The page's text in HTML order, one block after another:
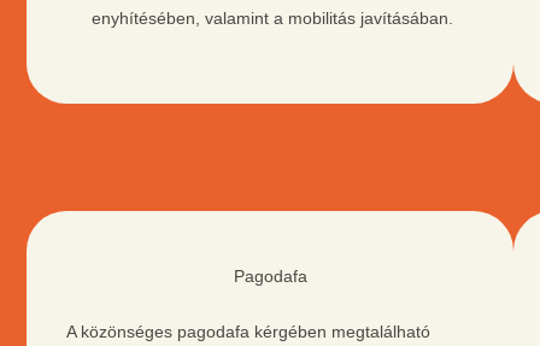
enyhítésében, valamint a mobilitás javításában.
ZÖLD
TEA
Pagodafa
A közönséges pagodafa kérgében megtalálható